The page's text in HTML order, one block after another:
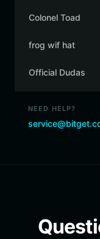
Colonel Toad
frog wif hat
Official Dudas
NEED HELP?